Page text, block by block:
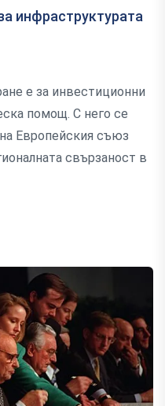
инфраструктурата
е за инвестиционни
помощ. С него се
Европейския съюз
свързаност в